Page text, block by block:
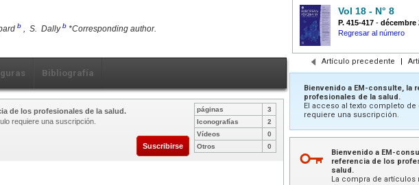
b , S. Dallyb *Corresponding author.
Bibliografía
de los profesionales de la salud.
requiere una suscripción.
Suscribirse
páginas
3
Iconografías
2
Vídeos
0
Otros
0
Vol 18 - N° 8
P. 415-417 - décembre
Regresar al número
Artículo precedente |
Bienvenido a EM-consulte, la
profesionales de la salud.
El acceso al texto completo de
requiere una suscripción.
Bienvenido a EM-
referencia de los
salud.
La compra de artículos